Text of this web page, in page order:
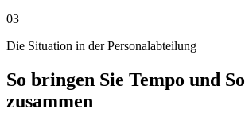
03
Die Situation in der Personalabteilung
So bringen Sie Tempo und
zusammen